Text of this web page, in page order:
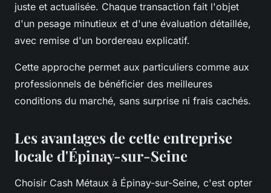
juste et actualisée. Chaque transaction fait l'objet
d'un pesage minutieux et d'une évaluation détaillée,
avec remise d'un bordereau explicatif.
Cette approche permet aux particuliers comme aux
professionnels de bénéficier des meilleures
conditions du marché, sans surprise ni frais cachés.
Les avantages de cette entreprise
locale d'Épinay-sur-Seine
Choisir Cash Métaux à Épinay-sur-Seine, c'est opter